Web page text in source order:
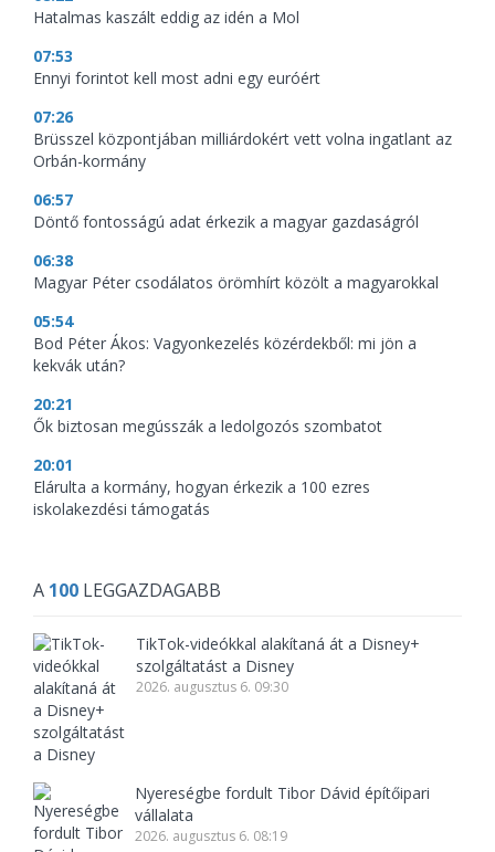
Hatalmas kaszált eddig az idén a Mol
07:53
Ennyi forintot kell most adni egy euróért
07:26
Brüsszel központjában milliárdokért vett volna ingatlant az
Orbán-kormány
06:57
Döntő fontosságú adat érkezik a magyar gazdaságról
06:38
Magyar Péter csodálatos örömhírt közölt a magyarokkal
05:54
Bod Péter Ákos: Vagyonkezelés közérdekből: mi jön a
kekvák után?
20:21
Ők biztosan megússzák a ledolgozós szombatot
20:01
Elárulta a kormány, hogyan érkezik a 100 ezres
iskolakezdési támogatás
A 100 LEGGAZDAGABB
TikTok-videókkal alakítaná át a Disney+
szolgáltatást a Disney
2026. augusztus 6. 09:30
Nyereségbe fordult Tibor Dávid építőipari
vállalata
2026. augusztus 6. 08:19